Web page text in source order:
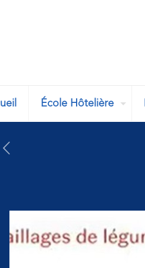
École Hôtelière